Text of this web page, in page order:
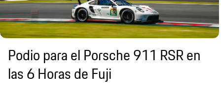
Podio para el Porsche 911 RSR en
las 6 Horas de Fuji